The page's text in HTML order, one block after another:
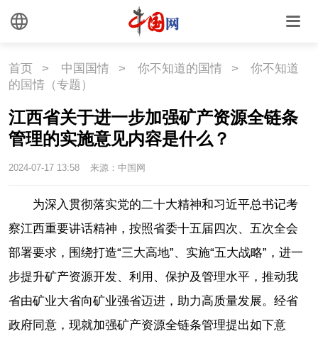
首页 > 中国国情 > 你不知道的国情 >
你不知道
的国情（专题）
江西省关于进一步加强矿产资源全链条
管理的实施意见内容是什么？
2024-07-17 13:58 来源：中国网
为深入贯彻落实党的二十大精神和习近平总书记考
察江西重要讲话精神，按照省委十五届四次、五次全会
部署要求，围绕打造“三大高地”、实施“五大战略”，进一
步提升矿产资源开发、利用、保护及管理水平，推动我
省由矿业大省向矿业强省迈进，助力高质量发展。经省
政府同意，现就加强矿产资源全链条管理提出如下意